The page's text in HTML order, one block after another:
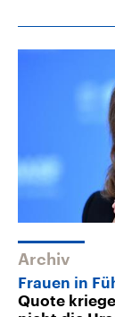
Archiv
Frauen in
Quote